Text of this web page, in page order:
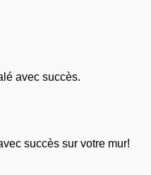
avec succès.
succès sur votre mur!